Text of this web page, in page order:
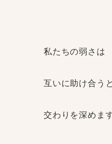
私たちの弱さは
互いに助け合う
交わりを深めま